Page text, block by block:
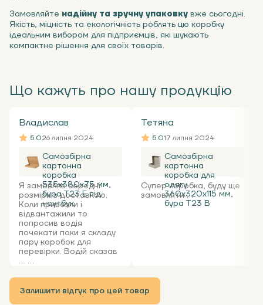
Замовляйте надійну та зручну упаковку вже сьогодні.
Якість, міцність та екологічність роблять цю коробку
ідеальним вибором для підприємців, які шукають
компактне рішення для своїх товарів.
Що кажуть про нашу продукцію
Владислав
5.026 липня 2024
Самозбірна
картонна
коробка
535x380x75 мм,
бура Т23 Е під
ноутбук
Я замовляв середні
розміри з доставкою.
Коли привезли і
відвантажили то
попросив водія
почекати поки я складу
пару коробок для
перевірки. Водій сказав
... ...
Тетяна
5.017 липня 2024
Самозбірна
картонна
коробка для
одягу
360х320х115 мм,
бура Т23 В
Супер коробка, буду ще
замовляти ...
Залишити відгук про цей товар